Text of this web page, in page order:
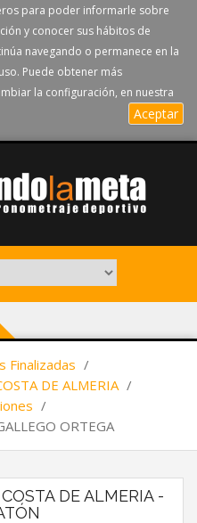
para poder informarle sobre
y conocer sus hábitos de
navegando o permanece en la
Puede obtener más
la configuración, en nuestra
Aceptar
Finalizadas /
DE ALMERIA /
/
ORTEGA
DE ALMERIA -